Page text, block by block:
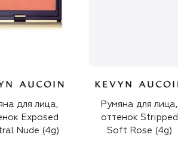
для лица,
Exposed
Nude (4g)
Румяна для лица,
оттенок Stripped
Soft Rose (4g)